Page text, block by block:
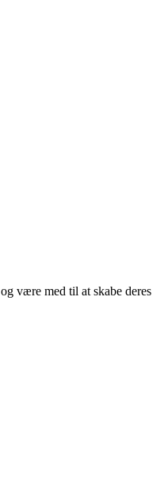
være med til at skabe deres